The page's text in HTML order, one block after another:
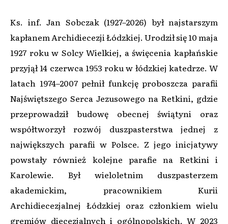
Ks. inf. Jan Sobczak (1927–2026) był najstarszym
kapłanem Archidiecezji Łódzkiej. Urodził się 10 maja
1927 roku w Solcy Wielkiej, a święcenia kapłańskie
przyjął 14 czerwca 1953 roku w łódzkiej katedrze. W
latach 1974–2007 pełnił funkcję proboszcza parafii
Najświętszego Serca Jezusowego na Retkini, gdzie
przeprowadził budowę obecnej świątyni oraz
współtworzył rozwój duszpasterstwa jednej z
największych parafii w Polsce. Z jego inicjatywy
powstały również kolejne parafie na Retkini i
Karolewie. Był wieloletnim duszpasterzem
akademickim, pracownikiem Kurii
Archidiecezjalnej Łódzkiej oraz członkiem wielu
gremiów diecezjalnych i ogólnopolskich. W 2023